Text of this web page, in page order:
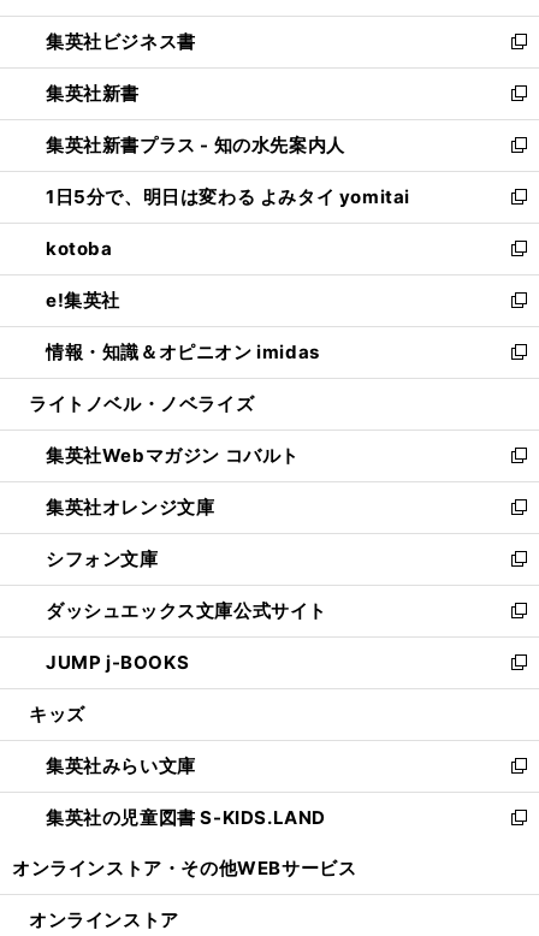
開
く
ウ
で
開
く
ン
ド
ウ
で
開
く
し
い
ウ
ィ
ン
ド
ウ
で
開
く
集英社ビジネス書
新
し
い
ウ
ィ
ン
ド
ウ
で
開
く
集英社新書
新
し
い
ウ
ィ
ン
ド
ウ
で
開
く
集英社新書プラス - 知の水先案内人
新
し
い
ウ
ィ
ン
ド
ウ
で
開
1日5分で、明日は変わる よみタイ yomitai
新
し
い
ウ
ィ
ン
ド
ウ
開
く
kotoba
新
し
い
ウ
ィ
ン
ウ
で
開
く
e!集英社
新
し
い
ウ
ン
ド
ウ
で
開
く
情報・知識＆オピニオン imidas
新
し
ウ
ィ
ン
ド
ウ
で
開
く
ライトノベル・ノベライズ
集英社Webマガジン コバルト
新
し
い
ウ
ィ
ン
ド
ウ
で
開
集英社オレンジ文庫
新
し
い
ウ
ィ
ン
ド
ウ
開
く
シフォン文庫
新
し
い
ウ
ィ
ン
ウ
で
開
く
ダッシュエックス文庫公式サイト
新
し
い
ウ
ン
ド
ウ
で
JUMP j-BOOKS
新
し
ウ
ィ
ン
ド
開
キッズ
集英社みらい文庫
新
し
い
ン
集英社の児童図書 S-KIDS.LAND
新
ウ
オンラインストア・ その他WEBサービス
オンラインストア